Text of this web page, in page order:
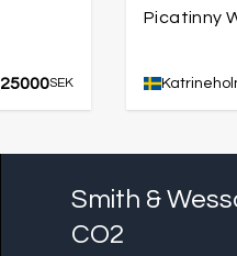
25000SEK
Picatinny
Smith &
CO2